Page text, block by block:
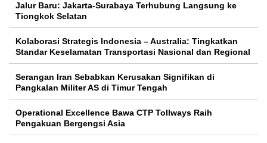
Jalur Baru: Jakarta-Surabaya Terhubung Langsung ke
Tiongkok Selatan
Kolaborasi Strategis Indonesia – Australia: Tingkatkan
Standar Keselamatan Transportasi Nasional dan Regional
Serangan Iran Sebabkan Kerusakan Signifikan di
Pangkalan Militer AS di Timur Tengah
Operational Excellence Bawa CTP Tollways Raih
Pengakuan Bergengsi Asia